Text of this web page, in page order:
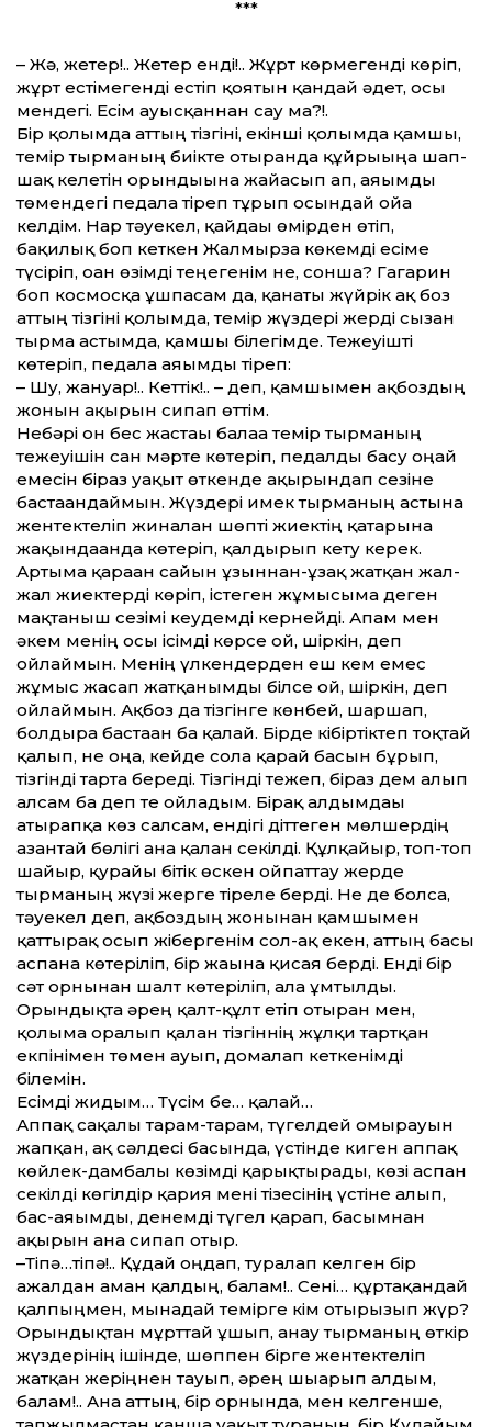
***
– Жә, жетер!.. Жетер енді!.. Жұрт көрмегенді көріп,
жұрт естімегенді естіп қоятын қандай әдет, осы
мендегі. Есім ауысқаннан сау ма?!.
Бір қолымда аттың тізгіні, екінші қолымда қамшы,
темір тырманың биікте отырғанда құйрығыңа шап-
шақ келетін орындығына жайғасып ап, аяғымды
төмендегі педалға тіреп тұрып осындай ойға
келдім. Нар тәуекел, қайдағы өмірден өтіп,
бақилық боп кеткен Жалмырза көкемді есіме
түсіріп, оған өзімді теңегенім не, сонша? Гагарин
боп космосқа ұшпасам да, қанаты жүйрік ақ боз
аттың тізгіні қолымда, темір жүздері жерді сызған
тырма астымда, қамшы білегімде. Тежеуішті
көтеріп, педалға аяғымды тіреп:
– Шу, жануар!.. Кеттік!.. – деп, қамшымен ақбоздың
жонын ақырын сипап өттім.
Небәрі он бес жастағы балаға темір тырманың
тежеуішін сан мәрте көтеріп, педалды басу оңай
емесін біраз уақыт өткенде ақырындап сезіне
бастағандаймын. Жүздері имек тырманың астына
жентектеліп жиналған шөпті жиектің қатарына
жақындағанда көтеріп, қалдырып кету керек.
Артыма қараған сайын ұзыннан-ұзақ жатқан жал-
жал жиектерді көріп, істеген жұмысыма деген
мақтаныш сезімі кеудемді кернейді. Апам мен
әкем менің осы ісімді көрсе ғой, шіркін, деп
ойлаймын. Менің үлкендерден еш кем емес
жұмыс жасап жатқанымды білсе ғой, шіркін, деп
ойлаймын. Ақбоз да тізгінге көнбей, шаршап,
болдыра бастаған ба қалай. Бірде кібіртіктеп тоқтай
қалып, не оңға, кейде солға қарай басын бұрып,
тізгінді тарта береді. Тізгінді тежеп, біраз дем алып
алсам ба деп те ойладым. Бірақ алдымдағы
атырапқа көз салсам, ендігі діттеген мөлшердің
азғантай бөлігі ғана қалған секілді. Құлқайыр, топ-топ
шайыр, қурайы бітік өскен ойпаттау жерде
тырманың жүзі жерге тіреле берді. Не де болса,
тәуекел деп, ақбоздың жонынан қамшымен
қаттырақ осып жібергенім сол-ақ екен, аттың басы
аспанға көтеріліп, бір жағына қисая берді. Енді бір
сәт орнынан шалт көтеріліп, алға ұмтылды.
Орындықта әрең қалт-құлт етіп отырған мен,
қолыма оралып қалған тізгіннің жұлқи тартқан
екпінімен төмен ауып, домалап кеткенімді
білемін.
Есімді жидым… Түсім бе… қалай…
Аппақ сақалы тарам-тарам, түгелдей омырауын
жапқан, ақ сәлдесі басында, үстінде киген аппақ
көйлек-дамбалы көзімді қарықтырады, көзі аспан
секілді көгілдір қария мені тізесінің үстіне алып,
бас-аяғымды, денемді түгел қарап, басымнан
ақырын ғана сипап отыр.
–Тіпә…тіпә!.. Құдай оңдап, туралап келген бір
ажалдан аман қалдың, балам!.. Сені… құртақандай
қалпыңмен, мынадай темірге кім отырғызып жүр?
Орындықтан мұрттай ұшып, анау тырманың өткір
жүздерінің ішінде, шөппен бірге жентектеліп
жатқан жеріңнен тауып, әрең шығарып алдым,
балам!.. Ана аттың, бір орнында, мен келгенше,